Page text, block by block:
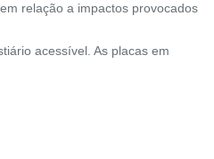
relação a impactos provocados
acessível. As placas em
Para garantir o rápido
dentro dos sanitários e